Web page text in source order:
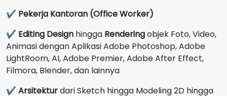
✔ Pekerja Kantoran (Office Worker)
✔ Editing Design hingga Renderingobjek Foto, Video,
Animasi dengan Aplikasi Adobe Photoshop, Adobe
LightRoom, AI, Adobe Premier, Adobe After Effect,
Filmora, Blender, dan lainnya
✔ Arsitekturdari Sketch hingga Modeling 2D hingga